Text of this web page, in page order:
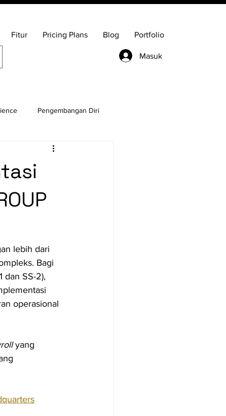
Fitur Pricing Plans Blog Portfolio
Masuk
Pengembangan Diri
lebih dari
Bagi
dan SS-2),
operasional
yang